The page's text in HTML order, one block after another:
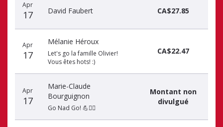
Apr
17 David Faubert CA$27.85
Apr
17
Mélanie Héroux
Let's go la famille Olivier!
Vous êtes hots! :)
CA$22.47
Apr
17
Marie-Claude
Bourguignon
Go Nad Go! 💪🏃‍♀️
Montant non
divulgué